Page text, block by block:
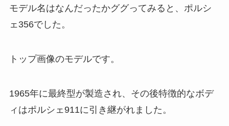
モデル名はなんだったかググってみると、ポルシ
ェ356でした。
トップ画像のモデルです。
1965年に最終型が製造され、その後特徴的なボデ
ィはポルシェ911に引き継がれました。